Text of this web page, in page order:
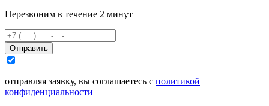
Перезвоним в течение 2 минут
Отправить
отправляя заявку, вы соглашаетесь с политикой
конфиденциальности